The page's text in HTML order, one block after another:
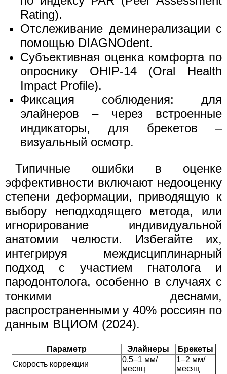
Rating).
Отслеживание деминерализации с
помощью DIAGNOdent.
Субъективная оценка комфорта по
опроснику OHIP-14 (Oral Health
Impact Profile).
Фиксация соблюдения: для
элайнеров – через встроенные
индикаторы, для брекетов –
визуальный осмотр.
Типичные ошибки в оценке
эффективности включают недооценку
степени деформации, приводящую к
выбору неподходящего метода, или
игнорирование индивидуальной
анатомии челюсти. Избегайте их,
интегрируя междисциплинарный
подход с участием гнатолога и
пародонтолога, особенно в случаях с
тонкими деснами,
распространенными у 40% россиян по
данным ВЦИОМ (2024).
Параметр Элайнеры
Брекеты
Скорость коррекции
0,5–1 мм/
месяц
1–2 мм/
месяц